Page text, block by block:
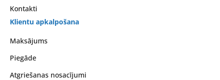
Kontakti
Klientu apkalpošana
Maksājums
Piegāde
Atgriešanas nosacījumi